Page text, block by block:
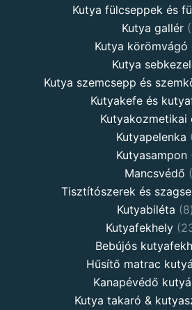
Kutya fülcseppek és
Kutya gallér
Kutya körömvágó
Kutya
Kutya szemcsepp és
Kutyakefe és
Kutyakozmetikai
Kutyapelenka
Kutyasampon
Mancsvédő
Tisztítószerek és
Kutyabiléta 88
Kutyafekhely
Bebújós
Hűsítő matrac
Kanapévédő
Kutya takaró &